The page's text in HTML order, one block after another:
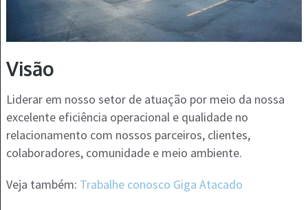
Visão
Liderar em nosso setor de atuação por meio da nossa
excelente eficiência operacional e qualidade no
relacionamento com nossos parceiros, clientes,
colaboradores, comunidade e meio ambiente.
Veja também: Trabalhe conosco Giga Atacado